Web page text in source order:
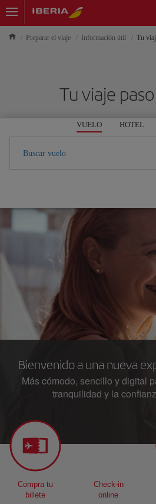
Preparar el viaje Información útil Tu
Tu viaje
VUELO HOTEL
Buscar vuelo
Bienvenido a una nueva
Más cómodo, sencillo y digital
tranquilidad y la
Compra tu
billete
Check-in
online